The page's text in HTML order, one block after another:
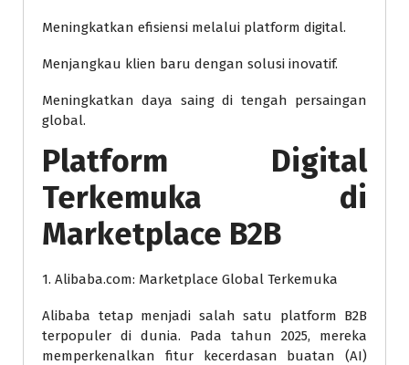
Meningkatkan efisiensi melalui platform digital.
Menjangkau klien baru dengan solusi inovatif.
Meningkatkan daya saing di tengah persaingan
global.
Platform Digital
Terkemuka di
Marketplace B2B
1. Alibaba.com: Marketplace Global Terkemuka
Alibaba tetap menjadi salah satu platform B2B
terpopuler di dunia. Pada tahun 2025, mereka
memperkenalkan fitur kecerdasan buatan (AI)